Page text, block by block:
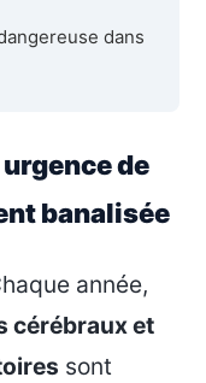
dans
de
banalisée
année,
cérébraux et
sont